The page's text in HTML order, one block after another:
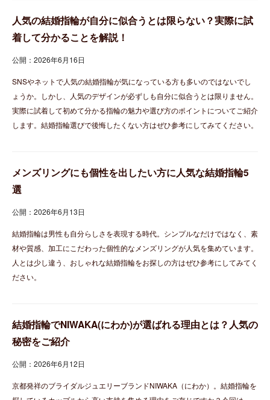
人気の結婚指輪が自分に似合うとは限らない？実際に試
着して分かることを解説！
公開：2026年6月16日
SNSやネットで人気の結婚指輪が気になっている方も多いのではないでし
ょうか。しかし、人気のデザインが必ずしも自分に似合うとは限りません。
実際に試着して初めて分かる指輪の魅力や選び方のポイントについてご紹介
します。結婚指輪選びで後悔したくない方はぜひ参考にしてみてください。
メンズリングにも個性を出したい方に人気な結婚指輪5
選
公開：2026年6月13日
結婚指輪は男性も自分らしさを表現する時代。シンプルなだけではなく、素
材や質感、加工にこだわった個性的なメンズリングが人気を集めています。
人とは少し違う、おしゃれな結婚指輪をお探しの方はぜひ参考にしてみてく
ださい。
結婚指輪でNIWAKA(にわか)が選ばれる理由とは？人気の
秘密をご紹介
公開：2026年6月12日
京都発祥のブライダルジュエリーブランドNIWAKA（にわか）。結婚指輪を